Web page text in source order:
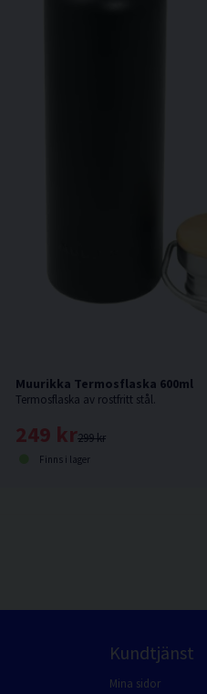
Muurikka Termosflaska 600ml
Termosflaska av rostfritt stål.
299 kr
249 kr
Finns i lager
Kundtjänst
Mina sidor